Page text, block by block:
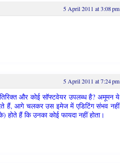
5 April 2011 at 3:08 pm
5 April 2011 at 7:24 pm
और कोई सॉफ्टवेयर उपलब्ध है? अमूमन ये
हैं, आगे चलकर उस इमेज में एडिटिंग संभव नहीं
होते हैं कि उनका कोई फायदा नहीं होता।